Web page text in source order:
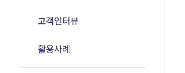
고객인터뷰
활용사례